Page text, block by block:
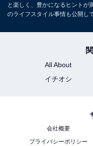
一番好き（20代女性）
※回答者のコメントは
ポケモンの好きなゲー
と楽しく、豊かになるヒントが
のライフスタイル事情も公開し
All About
イチオシ
会社概要
プライバシーポリシー